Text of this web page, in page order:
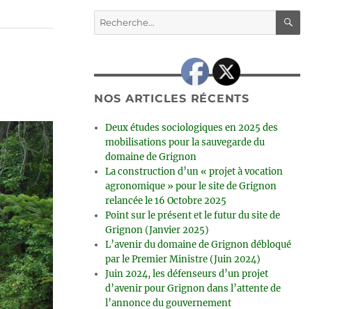
Recherche
pour :
NOS ARTICLES RÉCENTS
Deux études sociologiques en 2025 des
mobilisations pour la sauvegarde du
domaine de Grignon
La construction d’un « projet à vocation
agronomique » pour le site de Grignon
relancée le 16 Octobre 2025
Point sur le présent et le futur du site de
Grignon (Janvier 2025)
L’avenir du domaine de Grignon débloqué
par le Premier Ministre (Juin 2024)
Juin 2024, les défenseurs d’un projet
d’avenir pour Grignon dans l’attente de
l’annonce du gouvernement